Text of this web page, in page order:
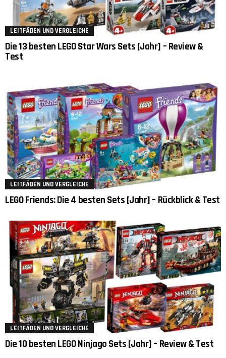
LEITFÄDEN UND VERGLEICHE
Die 13 besten LEGO Star Wars Sets [Jahr] – Review &
Test
LEITFÄDEN UND VERGLEICHE
LEGO Friends: Die 4 besten Sets [Jahr] – Rückblick & Test
LEITFÄDEN UND VERGLEICHE
Die 10 besten LEGO Ninjago Sets [Jahr] – Review & Test